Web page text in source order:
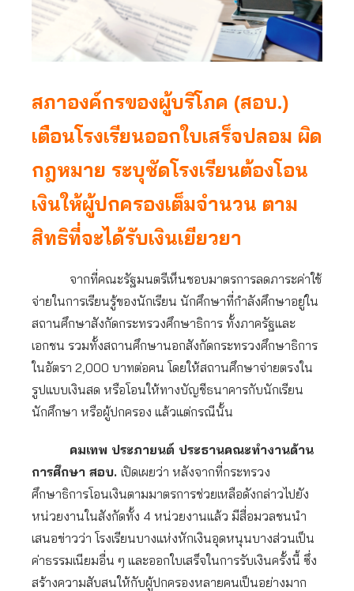
สภาองค์กรของผู้บริโภค (สอบ.)
เตือนโรงเรียนออกใบเสร็จปลอม ผิด
กฎหมาย ระบุชัดโรงเรียนต้องโอน
เงินให้ผู้ปกครองเต็มจำนวน ตาม
สิทธิที่จะได้รับเงินเยียวยา
จากที่คณะรัฐมนตรีเห็นชอบมาตรการลดภาระค่าใช้
จ่ายในการเรียนรู้ของนักเรียน นักศึกษาที่กำลังศึกษาอยู่ใน
สถานศึกษาสังกัดกระทรวงศึกษาธิการ ทั้งภาครัฐและ
เอกชน รวมทั้งสถานศึกษานอกสังกัดกระทรวงศึกษาธิการ
ในอัตรา 2,000 บาทต่อคน โดยให้สถานศึกษาจ่ายตรงใน
รูปแบบเงินสด หรือโอนให้ทางบัญชีธนาคารกับนักเรียน
นักศึกษา หรือผู้ปกครอง แล้วแต่กรณีนั้น
คมเทพ ประภายนต์ ประธานคณะทำงานด้าน
การศึกษา สอบ. เปิดเผยว่า หลังจากที่กระทรวง
ศึกษาธิการโอนเงินตามมาตรการช่วยเหลือดังกล่าวไปยัง
หน่วยงานในสังกัดทั้ง 4 หน่วยงานแล้ว มีสื่อมวลชนนำ
เสนอข่าวว่า โรงเรียนบางแห่งหักเงินอุดหนุนบางส่วนเป็น
ค่าธรรมเนียมอื่น ๆ และออกใบเสร็จในการรับเงินครั้งนี้ ซึ่ง
สร้างความสับสนให้กับผู้ปกครองหลายคนเป็นอย่างมาก